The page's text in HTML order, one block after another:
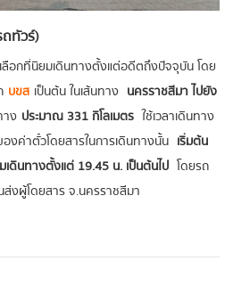
ทัวร์)
ลือกที่นิยมเดินทางตั้งแต่อดีตถึงปัจจุบัน โดย
บขส เป็นต้น ในเส้นทาง นครราชสีมา ไปยัง
าง ประมาณ 331 กิโลเมตร ใช้เวลาเดินทาง
องค่าตั๋วโดยสารในการเดินทางนั้น เริ่มต้น
มเดินทางตั้งแต่ 19.45 น. เป็นต้นไป โดยรถ
งผู้โดยสาร จ.นครราชสีมา